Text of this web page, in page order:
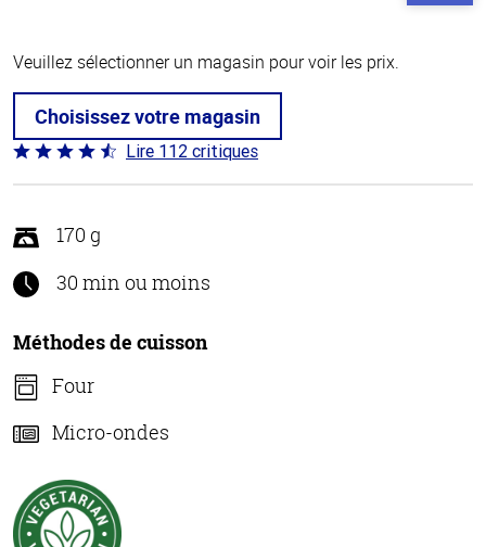
Veuillez sélectionner un magasin pour voir les prix.
Choisissez votre magasin
Coté
4.7 sur
Lire 112 critiques
170 g
30 min ou moins
Méthodes de cuisson
Four
Micro-ondes